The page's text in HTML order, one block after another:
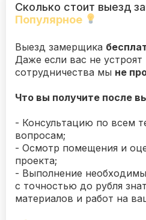
Сколько стоит выезд
Популярное
Выезд замерщика
Даже если вас не устроят
сотрудничества мы не
Что вы получите после
- Консультацию по всем
вопросам;
- Осмотр помещения и
проекта;
- Выполнение
с точностью до рубля
материалов и работ на